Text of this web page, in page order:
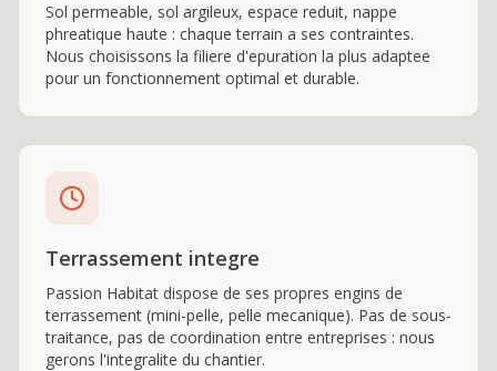
Sol permeable, sol argileux, espace reduit, nappe
phreatique haute : chaque terrain a ses contraintes.
Nous choisissons la filiere d'epuration la plus adaptee
pour un fonctionnement optimal et durable.
Terrassement integre
Passion Habitat dispose de ses propres engins de
terrassement (mini-pelle, pelle mecanique). Pas de sous-
traitance, pas de coordination entre entreprises : nous
gerons l'integralite du chantier.